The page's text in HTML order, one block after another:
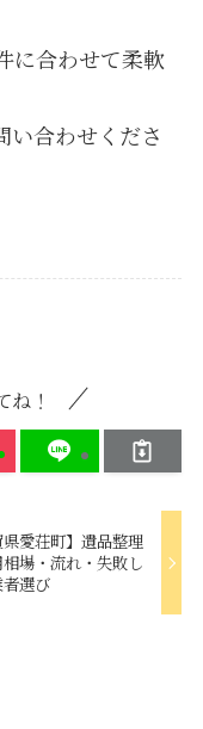
に合わせて柔軟
い合わせくださ
ね！
県愛荘町】遺品整理
場・流れ・失敗し
選び